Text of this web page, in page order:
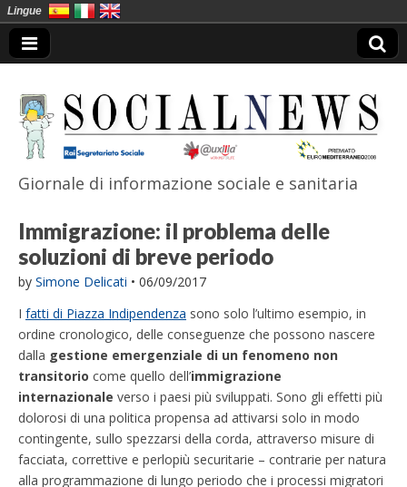
SocialNews
Giornale di informazione sociale e sanitaria
Immigrazione: il problema delle
soluzioni di breve periodo
by Simone Delicati • 06/09/2017
I fatti di Piazza Indipendenza sono solo l’ultimo esempio, in
ordine cronologico, delle conseguenze che possono nascere
dalla gestione emergenziale di un fenomeno non
transitorio come quello dell’immigrazione
internazionale verso i paesi più sviluppati. Sono gli effetti più
dolorosi di una politica propensa ad attivarsi solo in modo
contingente, sullo spezzarsi della corda, attraverso misure di
facciata, correttive e perlopiù securitarie – contrarie per natura
alla programmazione di lungo periodo che i processi migratori
Lingue